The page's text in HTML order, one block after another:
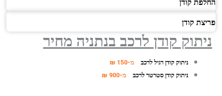
החלפת קודן
פריצת קודן
ניתוק קודן לרכב בנתניה מחיר
ניתוק קודן רגיל לרכב
מ-150 ₪
ניתוק קודן סטרטר לרכב
מ-900 ₪